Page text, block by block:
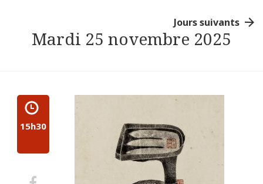
Jours suivants
Mardi 25 novembre 2025
15h30